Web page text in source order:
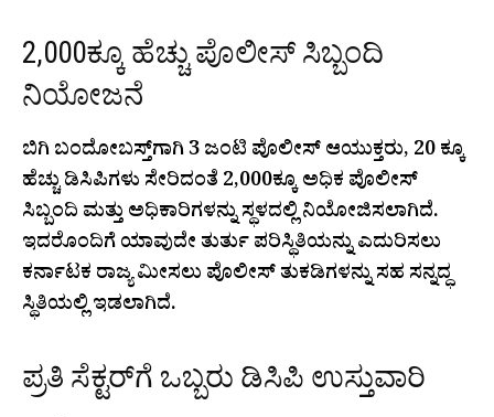
2,000ಕ್ಕೂ ಹೆಚ್ಚು ಪೊಲೀಸ್ ಸಿಬ್ಬಂದಿ
ನಿಯೋಜನೆ
ಬಿಗಿ ಬಂದೋಬಸ್ತ್‌ಗಾಗಿ 3 ಜಂಟಿ ಪೊಲೀಸ್ ಆಯುಕ್ತರು, 20 ಕ್ಕೂ
ಹೆಚ್ಚು ಡಿಸಿಪಿಗಳು ಸೇರಿದಂತೆ 2,000ಕ್ಕೂ ಅಧಿಕ ಪೊಲೀಸ್
ಸಿಬ್ಬಂದಿ ಮತ್ತು ಅಧಿಕಾರಿಗಳನ್ನು ಸ್ಥಳದಲ್ಲಿ ನಿಯೋಜಿಸಲಾಗಿದೆ.
ಇದರೊಂದಿಗೆ ಯಾವುದೇ ತುರ್ತು ಪರಿಸ್ಥಿತಿಯನ್ನು ಎದುರಿಸಲು
ಕರ್ನಾಟಕ ರಾಜ್ಯ ಮೀಸಲು ಪೊಲೀಸ್ ತುಕಡಿಗಳನ್ನು ಸಹ ಸನ್ನದ್ಧ
ಸ್ಥಿತಿಯಲ್ಲಿ ಇಡಲಾಗಿದೆ.
ಪ್ರತಿ ಸೆಕ್ಟರ್‌ಗೆ ಒಬ್ಬರು ಡಿಸಿಪಿ ಉಸ್ತುವಾರಿ